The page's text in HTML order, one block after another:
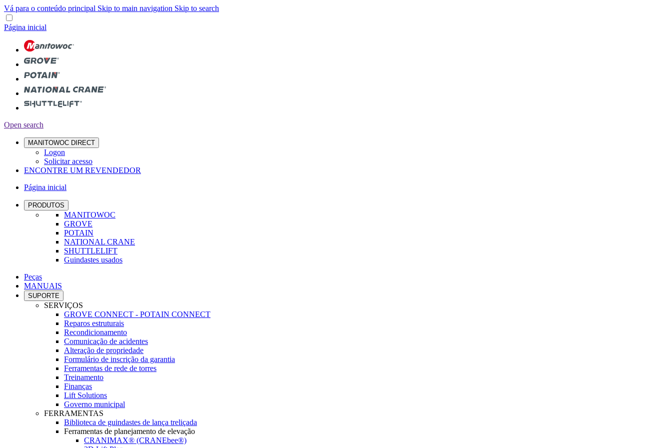
Vá para o conteúdo principal Skip to main navigation Skip to search
Página inicial
Open search
MANITOWOC DIRECT
Logon
Solicitar acesso
ENCONTRE UM REVENDEDOR
Página inicial
PRODUTOS
MANITOWOC
GROVE
POTAIN
NATIONAL CRANE
SHUTTLELIFT
Guindastes usados
Peças
MANUAIS
SUPORTE
SERVIÇOS
GROVE CONNECT - POTAIN CONNECT
Reparos estruturais
Recondicionamento
Comunicação de acidentes
Alteração de propriedade
Formulário de inscrição da garantia
Ferramentas de rede de torres
Treinamento
Finanças
Lift Solutions
Governo municipal
FERRAMENTAS
Biblioteca de guindastes de lança treliçada
Ferramentas de planejamento de elevação
CRANIMAX® (CRANEbee®)